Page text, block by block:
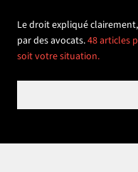
Le droit expliqué clairement,
par des avocats.48 articles
soit votre situation.